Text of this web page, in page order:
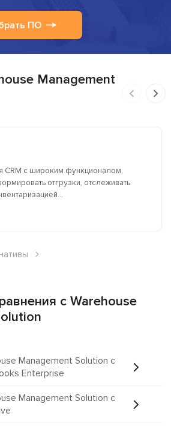
ПО
Management
CRM с широким функционалом,
отгрузки, отслеживать
с Warehouse
Management Solution с
Enterprise
Management Solution с